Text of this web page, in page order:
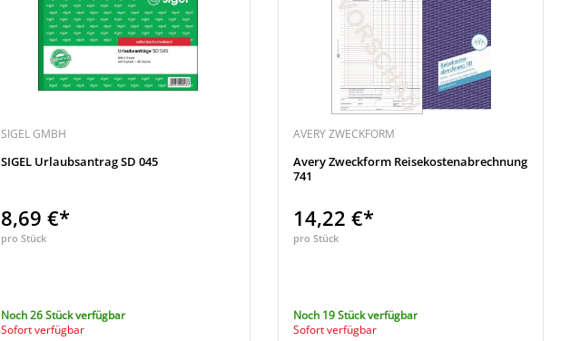
SIGEL GMBH
SIGEL Urlaubsantrag SD 045
8,69 €*
pro Stück
Noch 26 Stück verfügbar
Sofort verfügbar
AVERY ZWECKFORM
Avery Zweckform Reisekostenabrechnung
741
14,22 €*
pro Stück
Noch 19 Stück verfügbar
Sofort verfügbar